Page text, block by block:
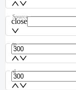
close
Source
tp
sl